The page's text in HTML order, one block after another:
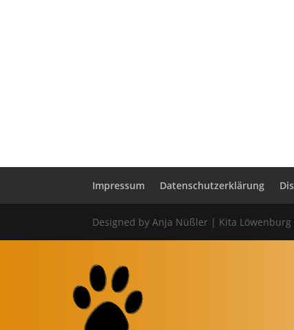
Impressum Datenschutzerklärung
Designed by Anja Nüßler | Kita Löwenburg